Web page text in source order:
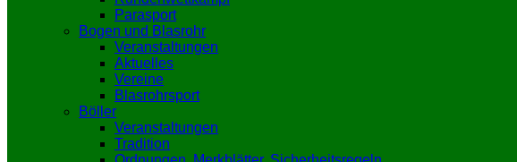
Parasport
Bogen und Blasrohr
Veranstaltungen
Aktuelles
Vereine
Blasrohrsport
Böller
Veranstaltungen
Tradition